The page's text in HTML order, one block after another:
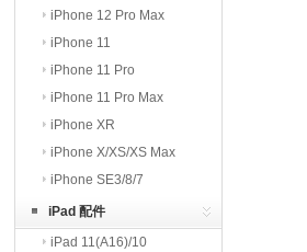
iPhone 12 Pro Max
iPhone 11
iPhone 11 Pro
iPhone 11 Pro Max
iPhone XR
iPhone X/XS/XS Max
iPhone SE3/8/7
iPad 配件
iPad 11(A16)/10